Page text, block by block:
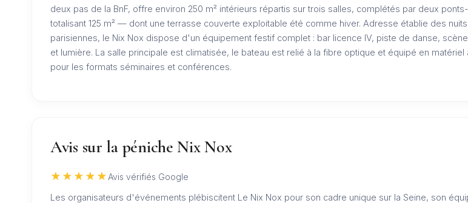
deux pas de la BnF, offre environ 250 m² intérieurs répartis sur trois salles, complétés par deux
totalisant 125 m² — dont une terrasse couverte exploitable été comme hiver. Adresse établie des nuits
parisiennes, le Nix Nox dispose d'un équipement festif complet : bar licence IV, piste de danse,
et lumière. La salle principale est climatisée, le bateau est relié à la fibre optique et équipé en matériel
pour les formats séminaires et conférences.
Avis sur la péniche Nix Nox
★★★★★ Avis vérifiés Google
Les organisateurs d'événements plébiscitent Le Nix Nox pour son cadre unique sur la Seine, son